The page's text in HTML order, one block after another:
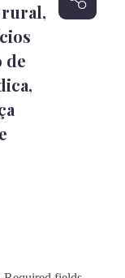
rural,
de
,